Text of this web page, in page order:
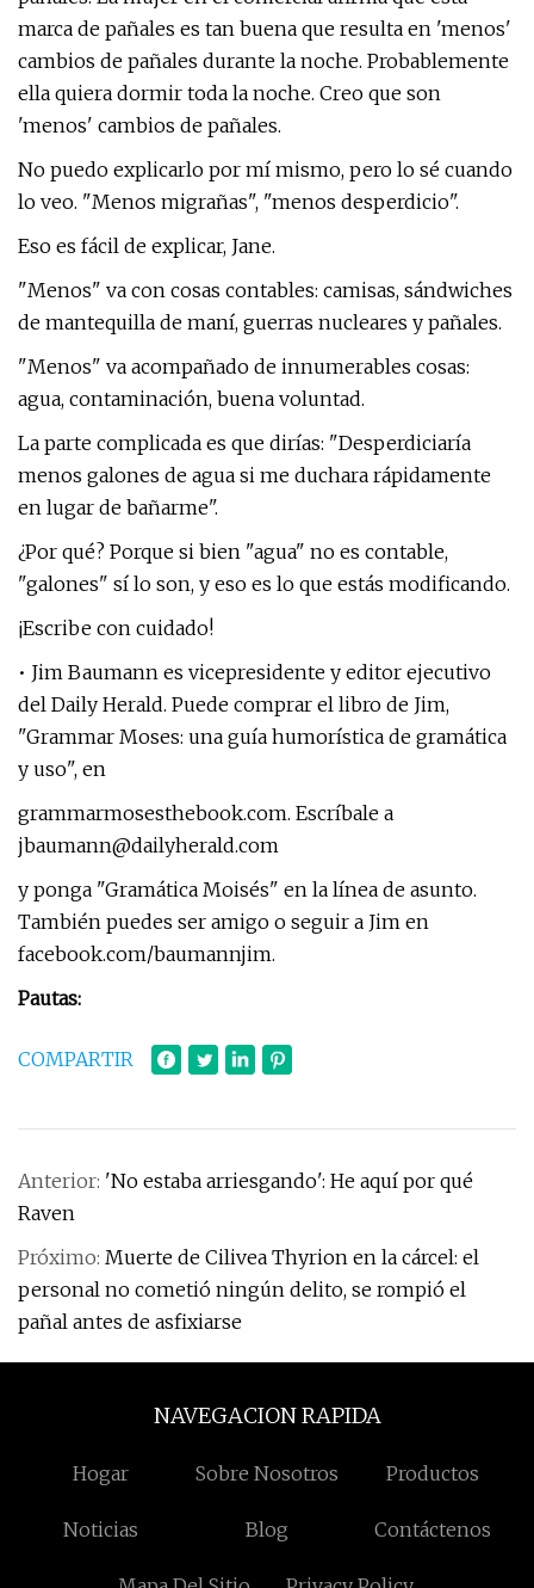
marca de pañales es tan buena que resulta en 'menos'
cambios de pañales durante la noche. Probablemente
ella quiera dormir toda la noche. Creo que son
'menos' cambios de pañales.
No puedo explicarlo por mí mismo, pero lo sé cuando
lo veo. "Menos migrañas", "menos desperdicio".
Eso es fácil de explicar, Jane.
"Menos" va con cosas contables: camisas, sándwiches
de mantequilla de maní, guerras nucleares y pañales.
"Menos" va acompañado de innumerables cosas:
agua, contaminación, buena voluntad.
La parte complicada es que dirías: "Desperdiciaría
menos galones de agua si me duchara rápidamente
en lugar de bañarme".
¿Por qué? Porque si bien "agua" no es contable,
"galones" sí lo son, y eso es lo que estás modificando.
¡Escribe con cuidado!
• Jim Baumann es vicepresidente y editor ejecutivo
del Daily Herald. Puede comprar el libro de Jim,
"Grammar Moses: una guía humorística de gramática
y uso", en
grammarmosesthebook.com. Escríbale a
jbaumann@dailyherald.com
y ponga "Gramática Moisés" en la línea de asunto.
También puedes ser amigo o seguir a Jim en
facebook.com/baumannjim.
Pautas:
COMPARTIR
Anterior: 'No estaba arriesgando': He aquí por qué
Raven
Próximo: Muerte de Cilivea Thyrion en la cárcel: el
personal no cometió ningún delito, se rompió el
pañal antes de asfixiarse
NAVEGACION RAPIDA
Hogar Sobre Nosotros Productos
Noticias Blog Contáctenos